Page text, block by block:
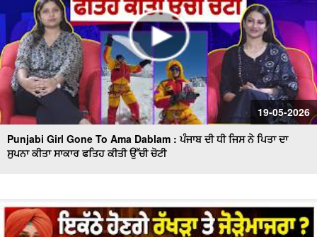
19-05-2026
Punjabi Girl Gone To Ama Dablam : ਪੰਜਾਬ ਦੀ ਧੀ ਜਿਸ ਨੇ ਪਿਤਾ ਦਾ
ਸੁਪਨਾ ਕੀਤਾ ਸਾਕਾਰ ਫਤਿਹ ਕੀਤੀ ਉੱਚੀ ਚੋਟੀ